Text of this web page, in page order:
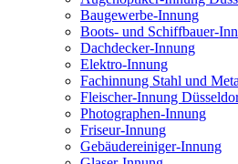
Baugewerbe-Innung
Boots- und Schiffbauer-
Dachdecker-Innung
Elektro-Innung
Fachinnung Stahl und
Fleischer-Innung
Photographen-Innung
Friseur-Innung
Gebäudereiniger-Innung